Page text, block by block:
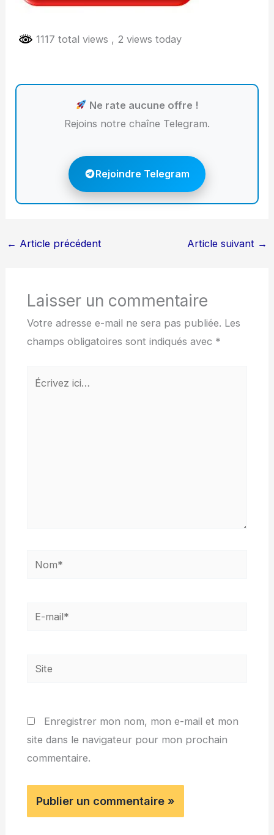
1117 total views , 2 views today
Ne rate aucune offre !
Rejoins notre chaîne Telegram.
Rejoindre Telegram
← Article précédent Article suivant →
Laisser un commentaire
Votre adresse e-mail ne sera pas publiée. Les
champs obligatoires sont indiqués avec *
Écrivez
Nom*
E-
Site
Enregistrer mon nom, mon e-mail et mon
site dans le navigateur pour mon prochain
commentaire.